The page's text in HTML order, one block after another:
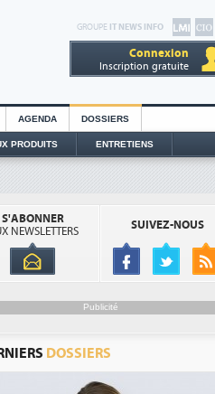
GROUPE IT NEWS INFO
Connexion
Inscription gratuite
AGENDA DOSSIERS
PRODUITS ENTRETIENS
S'ABONNER
NEWSLETTERS
SUIVEZ-NOUS
Publicité
DOSSIERS